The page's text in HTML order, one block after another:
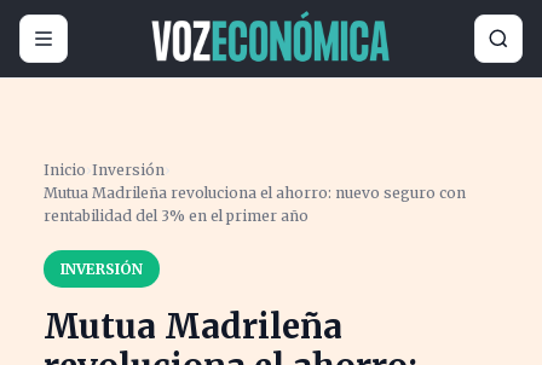
Inicio ›Inversión›
Mutua Madrileña revoluciona el ahorro: nuevo seguro con
rentabilidad del 3% en el primer año
INVERSIÓN
Mutua Madrileña